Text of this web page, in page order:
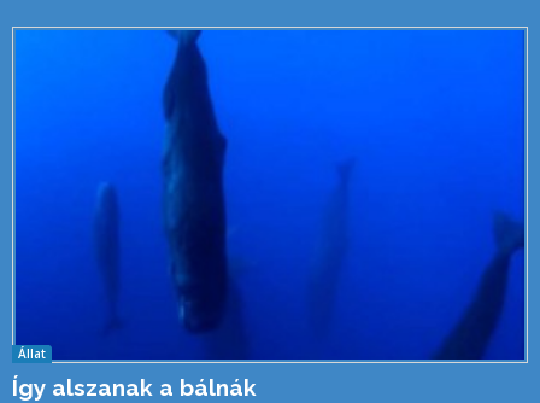
Állat
Így alszanak a bálnák